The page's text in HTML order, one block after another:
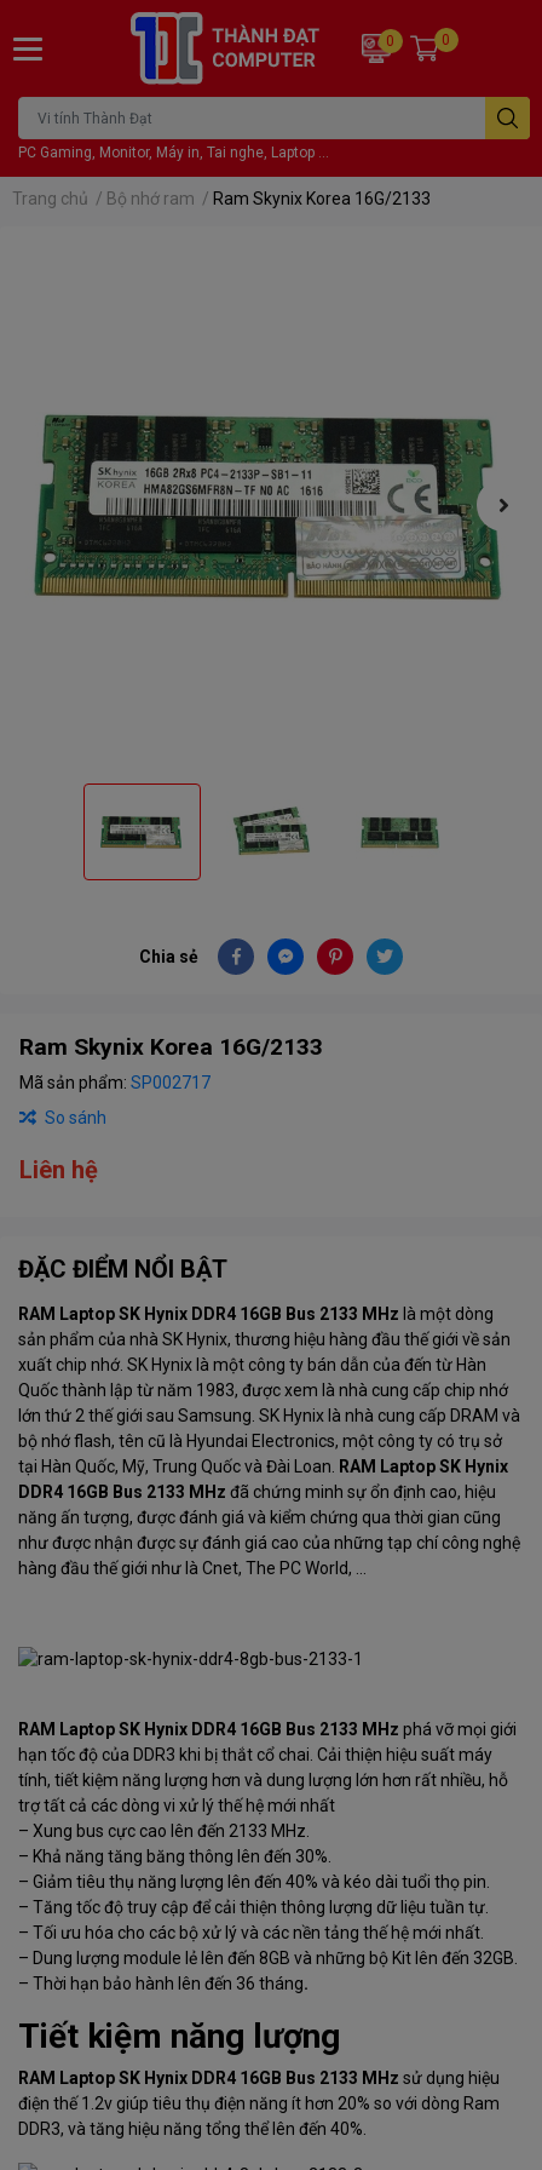
PC Gaming, Monitor, Máy in, Tai nghe, Laptop ...
0 0
Trang chủ / Bộ nhớ ram / Ram Skynix Korea 16G/2133
Chia sẻ
Ram Skynix Korea 16G/2133
Mã sản phẩm: SP002717
So sánh
Liên hệ
ĐẶC ĐIỂM NỔI BẬT
RAM Laptop SK Hynix DDR4 16GB Bus 2133 MHz là một dòng
sản phẩm của nhà SK Hynix, thương hiệu hàng đầu thế giới về sản
xuất chip nhớ. SK Hynix là một công ty bán dẫn của đến từ Hàn
Quốcthành lập từ năm 1983, được xem là nhà cung cấp chip nhớ
lớn thứ 2 thế giới sau Samsung. SK Hynix là nhà cung cấp DRAM và
bộ nhớ flash, tên cũ là Hyundai Electronics, một công ty có trụ sở
tại Hàn Quốc, Mỹ, Trung Quốc và Đài Loan.
RAM Laptop SK Hynix
DDR4 16GB Bus 2133 MHz đã chứng minh sự ổn định cao, hiệu
năng ấn tượng, được đánh giá và kiểm chứng qua thời gian cũng
như được nhận được sự đánh giá cao của những tạp chí công nghệ
hàng đầu thế giới như là Cnet, The PC World, ...
RAM Laptop SK Hynix DDR4 16GB Bus 2133 MHz phá vỡ mọi giới
hạn tốc độ của DDR3 khi bị thắt cổ chai. Cải thiện hiệu suất máy
tính, tiết kiệm năng lượng hơn và dung lượng lớn hơn rất nhiều, hỗ
trợ tất cả các dòng vi xử lý thế hệ mới nhất
– Xung bus cực cao lên đến 2133 MHz.
– Khả năng tăng băng thông lên đến 30%.
– Giảm tiêu thụ năng lượng lên đến 40% và kéo dài tuổi thọ pin.
– Tăng tốc độ truy cập để cải thiện thông lượng dữ liệu tuần tự.
– Tối ưu hóa cho các bộ xử lý và các nền tảng thế hệ mới nhất.
– Dung lượng module lẻ lên đến 8GB và những bộ Kit lên đến 32GB.
– Thời hạn bảo hành lên đến 36 tháng.
Tiết kiệm năng lượng
RAM Laptop SK Hynix DDR4 16GB Bus 2133 MHz sử dụng hiệu
điện thế 1.2v giúp tiêu thụ điện năng ít hơn 20% so với dòng Ram
DDR3, và tăng hiệu năng tổng thể lên đến 40%.